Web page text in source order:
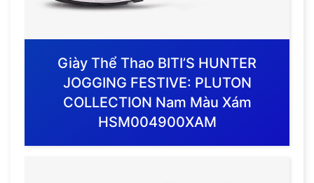
Giày Thể Thao BITI’S HUNTER
JOGGING FESTIVE: PLUTON
COLLECTION Nam Màu Xám
HSM004900XAM